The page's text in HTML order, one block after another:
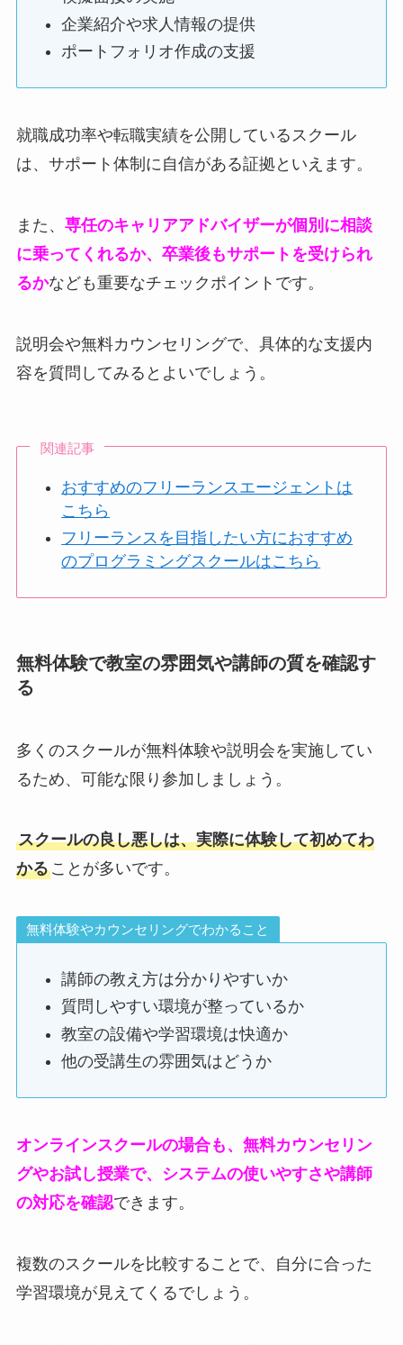
企業紹介や求人情報の提供
ポートフォリオ作成の支援
就職成功率や転職実績を公開しているスクール
は、サポート体制に自信がある証拠といえます。
また、 専任のキャリアアドバイザーが個別に相談
に乗ってくれるか、卒業後もサポートを受けられ
るかなども重要なチェックポイントです。
説明会や無料カウンセリングで、具体的な支援内
容を質問してみるとよいでしょう。
関連記事
おすすめのフリーランスエージェントは
こちら
フリーランスを目指したい方におすすめ
のプログラミングスクールはこちら
無料体験で教室の雰囲気や講師の質を確認す
る
多くのスクールが無料体験や説明会を実施してい
るため、可能な限り参加しましょう。
スクールの良し悪しは、実際に体験して初めてわ
かることが多いです。
無料体験やカウンセリングでわかること
講師の教え方は分かりやすいか
質問しやすい環境が整っているか
教室の設備や学習環境は快適か
他の受講生の雰囲気はどうか
オンラインスクールの場合も、無料カウンセリン
グやお試し授業で、システムの使いやすさや講師
の対応を確認できます。
複数のスクールを比較することで、自分に合った
学習環境が見えてくるでしょう。